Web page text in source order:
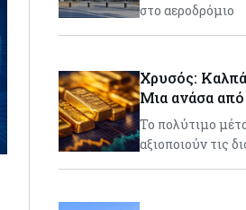
στο αεροδρόμιο
Χρυσός:
Μια ανάσα
Το πολύτιμο
αξιοποιούν τις